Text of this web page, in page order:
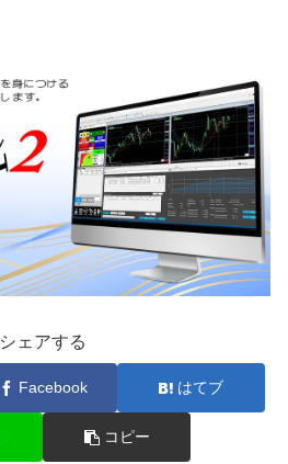
シェアする
Facebook はてブ
コピー